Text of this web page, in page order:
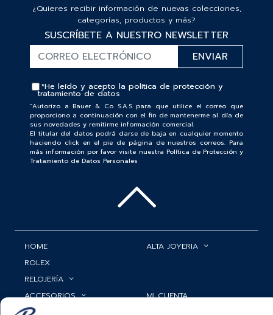
¿Quieres recibir información de nuevas colecciones,
categorías, productos y más?
SUSCRÍBETE A NUESTRO NEWSLETTER
*He leído y acepto la política de protección y
tratamiento de datos
“Autorizo a Bauer & Co S.A.S para que utilice el correo que
proporciono a continuación con el fin de mantenerme al día de
sus novedades y remitirme información comercial.
El titular del datos podrá darse de baja en cualquier momento
haciendo click en el pie de página de nuestros correos. Para
más información por favor visite nuestra Política de Protección y
Tratamiento de Datos Personales
HOME
ROLEX
RELOJERÍA
ALTA JOYERIA
ACCESORIOS
MI CUENTA